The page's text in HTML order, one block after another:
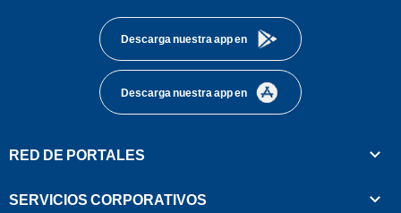
Descarga nuestra app en
Descarga nuestra app en
RED DE PORTALES
SERVICIOS CORPORATIVOS